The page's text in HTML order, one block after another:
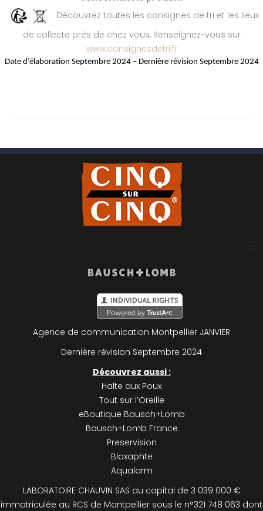
Découvrez toutes les consignes de tri et les lieux
de collecte près de chez vous, Renseignez-vous sur
www.consignesdetri.fr
Date d’élaboration Septembre 2024 – Dernière révision Septembre 2024
Plan du site
Mentions légales
Politique de confidentialité
Agence de communication Montpellier JANVIER
Dernière révision Septembre 2024
Découvrez aussi :
Halte aux Poux
Tout sur l’Oreille
eBoutique Bausch+Lomb
Bausch+Lomb France
Preservision
Bloxaphte
Aqualarm
LABORATOIRE CHAUVIN SAS au capital de 3 039 000 €
immatriculée au RCS de Montpellier sous le n°321 748 063 dont